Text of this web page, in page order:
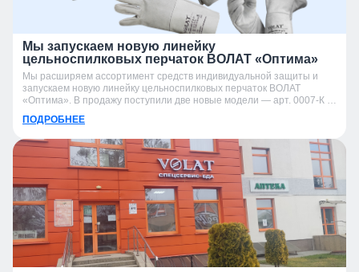
Мы запускаем новую линейку
цельноспилковых перчаток ВОЛАТ «Оптима»
Мы расширяем ассортимент средств индивидуальной защиты и
запускаем новую линейку цельноспилковых перчаток ВОЛАТ
«Оптима». В продажу поступили две новые модели — арт. 0007-К и
ПОДРОБНЕЕ